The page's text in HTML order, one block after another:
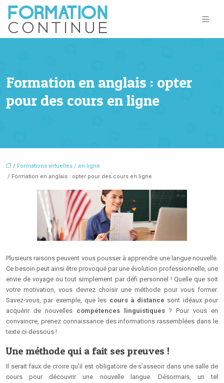
Formation en anglais : opter
pour des cours en ligne
/ Formations virtuelles / en ligne
/ Formation en anglais : opter pour des cours en ligne
Plusieurs raisons peuvent vous pousser à apprendre une langue nouvelle.
Ce besoin peut ainsi être provoqué par une évolution professionnelle, une
envie de voyage ou tout simplement par défi personnel ! Quelle que soit
votre motivation, vous devrez choisir une méthode pour vous former.
Savez-vous, par exemple, que les cours à distance sont idéaux pour
acquérir de nouvelles compétences linguistiques? Pour vous en
convaincre, prenez connaissance des informations rassemblées dans le
texte ci-dessous !
Une méthode qui a fait ses preuves !
Il serait faux de croire qu’il est obligatoire de s’asseoir dans une salle de
cours pour découvrir une nouvelle langue. Désormais, un tel